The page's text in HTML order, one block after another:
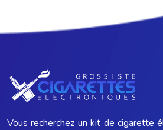
Vous recherchez un kit de cigarette